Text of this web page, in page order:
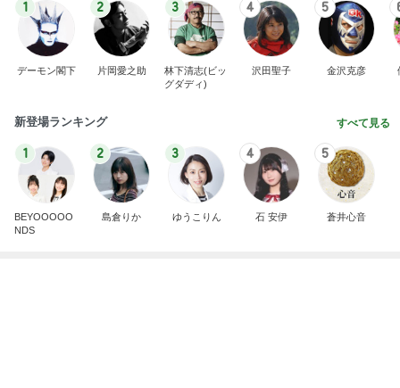
1
デーモン閣下
2
片岡愛之助
3
林下清志(ビッ
グダディ)
4
沢田聖子
5
金沢克彦
新登場ランキング すべて見る
1
BEYOOOOO
NDS
2
島倉りか
3
ゆうこりん
4
石 安伊
5
蒼井心音